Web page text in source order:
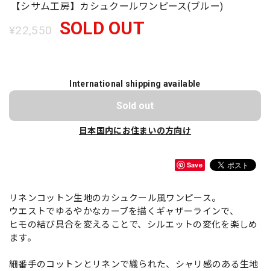
【シサム工房】カシュクールワンピース(ブルー)
¥22,550 SOLD OUT
International shipping available
Sold out
日本国内にお住まいの方向け
Save
リネンコットン生地のカシュクール風ワンピース。
ウエストでゆるやかなカーブを描くギャザーラインで、
ヒモの結び具合を変えることで、シルエットの変化を楽しめ
ます。
細番手のコットンとリネンで織られた、シャリ感のある生地